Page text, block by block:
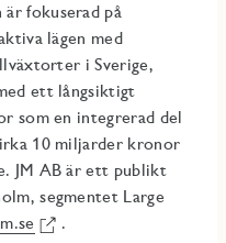
är fokuserad på
lägen med
i Sverige,
ett långsiktigt
som en integrerad del
10 miljarder kronor
JM AB är ett publikt
segmentet Large
.